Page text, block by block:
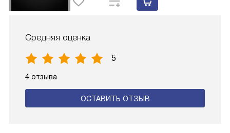
Средняя оценка
5
4 отзыва
ОСТАВИТЬ ОТЗЫВ